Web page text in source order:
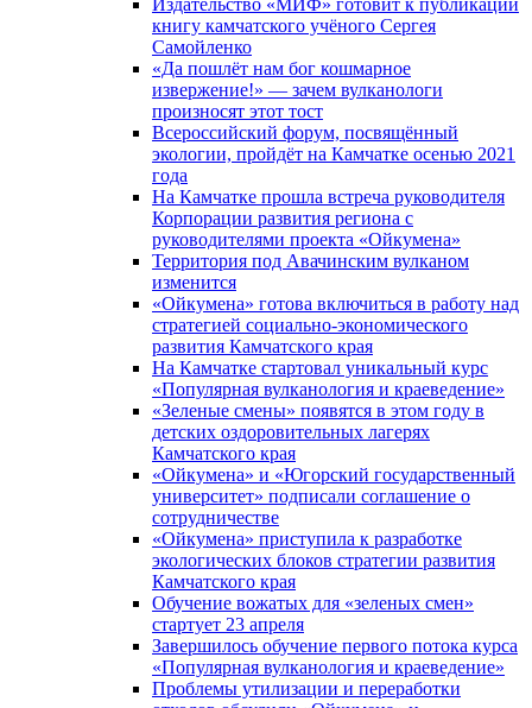
Издательство «МИФ» готовит к публикации
книгу камчатского учёного Сергея
Самойленко
«Да пошлёт нам бог кошмарное
извержение!» — зачем вулканологи
произносят этот тост
Всероссийский форум, посвящённый
экологии, пройдёт на Камчатке осенью 2021
года
На Камчатке прошла встреча руководителя
Корпорации развития региона с
руководителями проекта «Ойкумена»
Территория под Авачинским вулканом
изменится
«Ойкумена» готова включиться в работу над
стратегией социально-экономического
развития Камчатского края
На Камчатке стартовал уникальный курс
«Популярная вулканология и краеведение»
«Зеленые смены» появятся в этом году в
детских оздоровительных лагерях
Камчатского края
«Ойкумена» и «Югорский государственный
университет» подписали соглашение о
сотрудничестве
«Ойкумена» приступила к разработке
экологических блоков стратегии развития
Камчатского края
Обучение вожатых для «зеленых смен»
стартует 23 апреля
Завершилось обучение первого потока курса
«Популярная вулканология и краеведение»
Проблемы утилизации и переработки